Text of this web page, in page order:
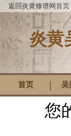
返回炎黄修谱网首页
炎黄
首页 吴
您